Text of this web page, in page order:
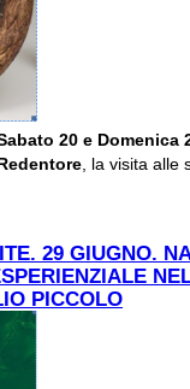
20 e Domenica
, la visita
29 GIUGNO.
PICCOLO